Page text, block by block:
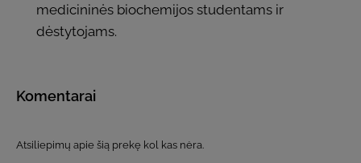
medicininės biochemijos studentams ir
dėstytojams.
Komentarai
Atsiliepimų apie šią prekę kol kas nėra.